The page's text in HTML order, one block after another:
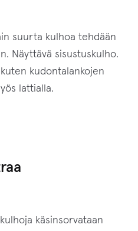
suurta kulhoa tehdään
Näyttävä sisustuskulho.
kudontalankojen
lattialla.
käsinsorvataan